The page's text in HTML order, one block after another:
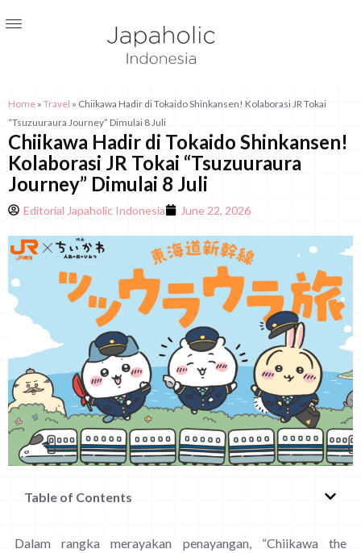
Home » Travel » Chiikawa Hadir di Tokaido Shinkansen! Kolaborasi JR Tokai
“Tsuzuuraura Journey” Dimulai 8 Juli
Chiikawa Hadir di Tokaido Shinkansen!
Kolaborasi JR Tokai “Tsuzuuraura
Journey” Dimulai 8 Juli
Editorial Japaholic Indonesia June 22, 2026
Table of Contents
Dalam rangka merayakan penayangan, “Chiikawa the